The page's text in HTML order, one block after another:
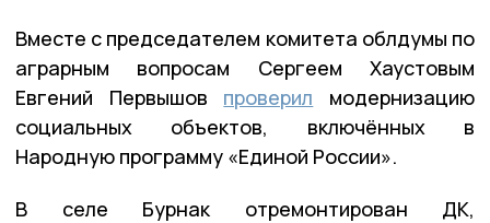
Вместе с председателем комитета облдумы по
аграрным вопросам Сергеем Хаустовым
Евгений Первышов проверил модернизацию
социальных объектов, включённых в
Народную программу «Единой России».
В селе Бурнак отремонтирован ДК,